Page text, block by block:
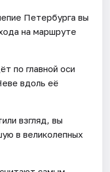
Петербурга вы
на маршруте
по главной оси
вдоль её
взгляд, вы
в великолепных